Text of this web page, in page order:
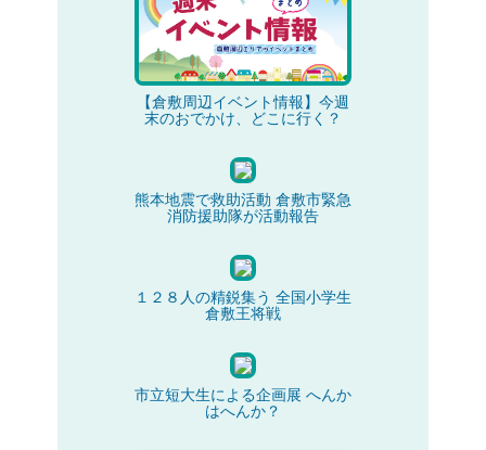
【倉敷周辺イベント情報】今週
末のおでかけ、どこに行く？
熊本地震で救助活動 倉敷市緊急
消防援助隊が活動報告
１２８人の精鋭集う 全国小学生
倉敷王将戦
市立短大生による企画展 へんか
はへんか？